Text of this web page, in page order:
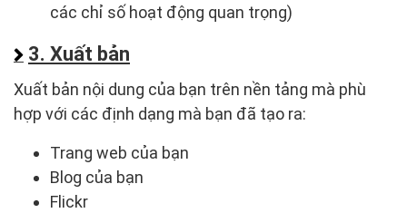
các chỉ số hoạt động quan trọng)
3. Xuất bản
Xuất bản nội dung của bạn trên nền tảng mà phù
hợp với các định dạng mà bạn đã tạo ra:
Trang web của bạn
Blog của bạn
Flickr